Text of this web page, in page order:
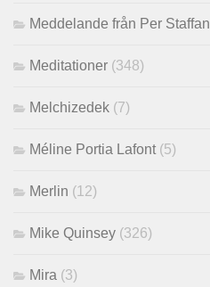
Meddelande från Per Staffan
Meditationer (348)
Melchizedek (7)
Méline Portia Lafont (5)
Merlin (12)
Mike Quinsey (326)
Mira (3)